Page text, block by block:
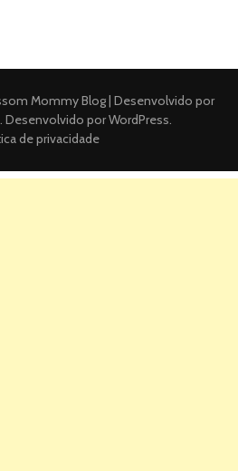
Mommy Blog | Desenvolvido por
. Desenvolvido porWordPress.
de privacidade